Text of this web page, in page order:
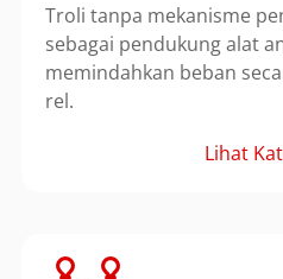
Troli tanpa mekanisme
sebagai pendukung alat
memindahkan beban
rel.
Lihat